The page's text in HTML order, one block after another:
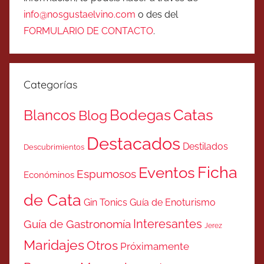
info@nosgustaelvino.com o des del
FORMULARIO DE CONTACTO.
Categorías
Blancos Blog BodegasCatas
Descubrimientos Destacados Destilados
Económinos Espumosos Eventos Ficha
de Cata Gin Tonics Guía de Enoturismo
Guía de Gastronomía Interesantes Jerez
MaridajesOtros Próximamente